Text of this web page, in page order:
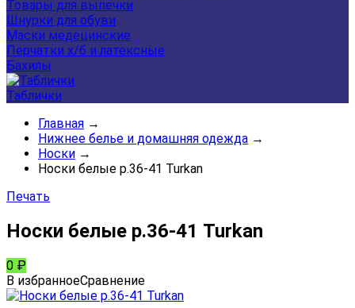
Товары для выпечки
Шнурки для обуви
Маски медецинские
Перчатки х/б и латексные
Бахилы
Таблички
Главная →
Нижнее белье и домашняя одежда →
Носки →
Носки белые р.36-41 Turkan
Печать
Носки белые р.36-41 Turkan
0 ₽
В избранноеСравнение